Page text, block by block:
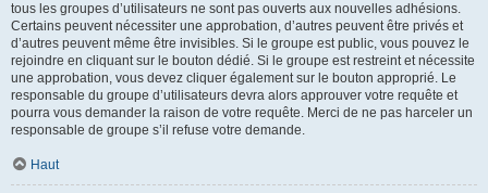
tous les groupes d’utilisateurs ne sont pas ouverts aux nouvelles adhésions.
Certains peuvent nécessiter une approbation, d’autres peuvent être privés et
d’autres peuvent même être invisibles. Si le groupe est public, vous pouvez le
rejoindre en cliquant sur le bouton dédié. Si le groupe est restreint et nécessite
une approbation, vous devez cliquer également sur le bouton approprié. Le
responsable du groupe d’utilisateurs devra alors approuver votre requête et
pourra vous demander la raison de votre requête. Merci de ne pas harceler un
responsable de groupe s’il refuse votre demande.
Haut